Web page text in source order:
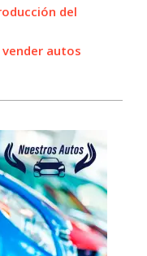
del
autos